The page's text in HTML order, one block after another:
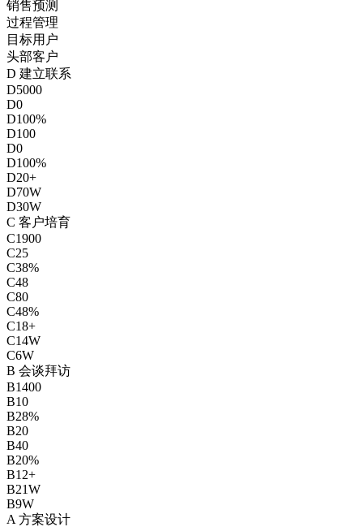
销售预测
过程管理
目标用户
头部客户
D 建立联系
D5000
D0
D100%
D100
D0
D100%
D20+
D70W
D30W
C 客户培育
C1900
C25
C38%
C48
C80
C48%
C18+
C14W
C6W
B 会谈拜访
B1400
B10
B28%
B20
B40
B20%
B12+
B21W
B9W
A 方案设计